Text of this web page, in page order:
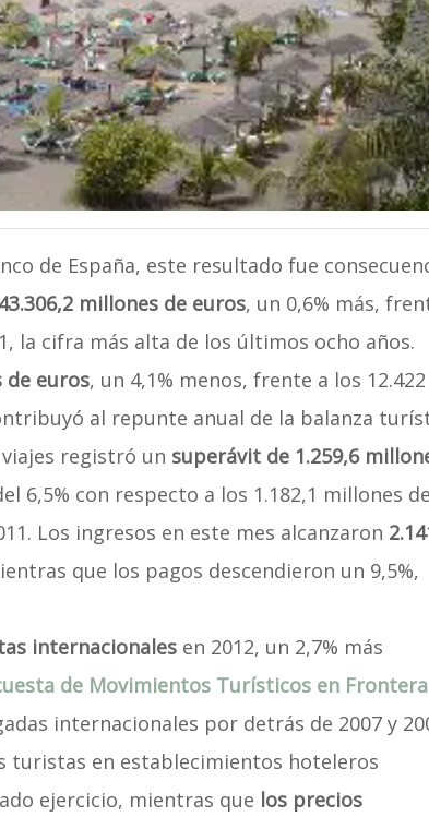
de España, este resultado fue
43.306,2 millones de euros, un 0,6% más,
la cifra más alta de los últimos ocho años.
de euros, un 4,1% menos, frente a los 12.422
al repunte anual de la balanza
registró un superávit de 1.259,6
6,5% con respecto a los 1.182,1 millones de
Los ingresos en este mes alcanzaron
que los pagos descendieron un 9,5%,
internacionalesen 2012, un 2,7% más
de Movimientos Turísticos en Frontera
internacionales por detrás de 2007 y
turistas en establecimientos hoteleros
ejercicio, mientras que los precios